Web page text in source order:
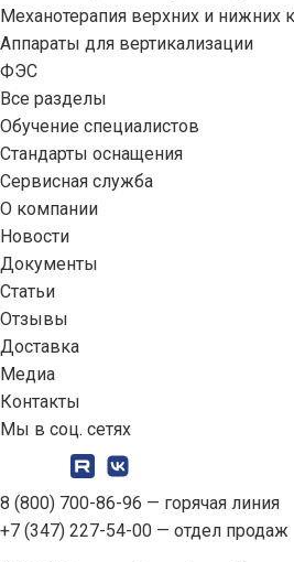
Механотерапия верхних и нижних
Аппараты для вертикализации
ФЭС
Все разделы
Обучение специалистов
Стандарты оснащения
Сервисная служба
О компании
Новости
Документы
Статьи
Отзывы
Доставка
Медиа
Контакты
Мы в соц. сетях
8 (800) 700-86-96 — горячая линия
+7 (347) 227-54-00 — отдел продаж